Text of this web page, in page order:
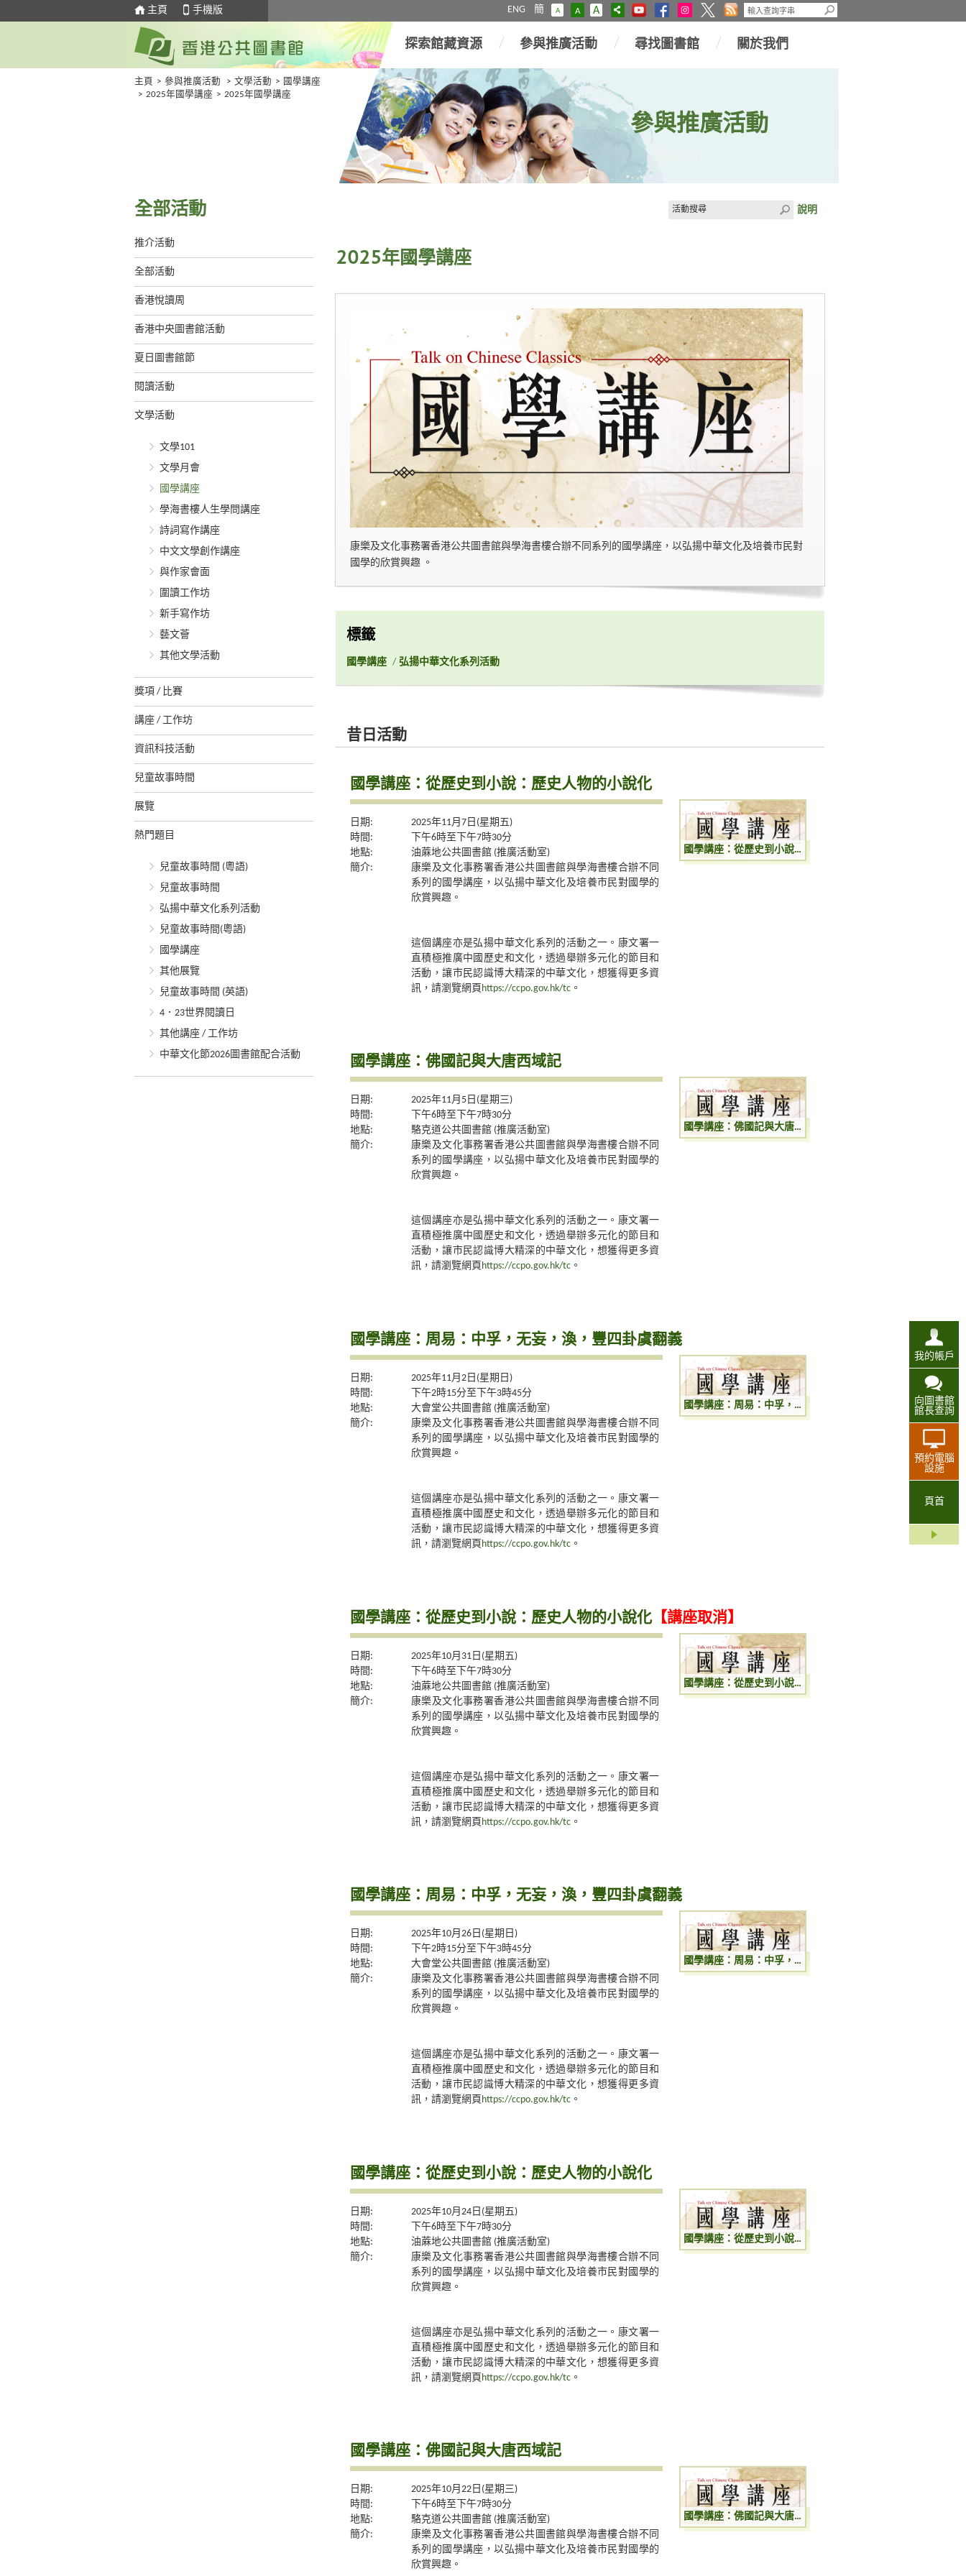
主頁 手機版 ENG 簡 A A A
我的帳戶
向圖書館
館長查詢
預約電腦
設施
頁首
探索館藏資源 參與推廣活動 尋找圖書館 關於我們
主頁 > 參與推廣活動 > 文學活動 > 國學講座
> 2025年國學講座 > 2025年國學講座
參與推廣活動
全部活動
推介活動
全部活動
香港悅讀周
香港中央圖書館活動
夏日圖書館節
閱讀活動
文學活動
文學101
文學月會
國學講座
學海書樓人生學問講座
詩詞寫作講座
中文文學創作講座
與作家會面
圍讀工作坊
新手寫作坊
藝文薈
其他文學活動
獎項 / 比賽
講座 / 工作坊
資訊科技活動
兒童故事時間
展覽
熱門題目
兒童故事時間 (粵語)
兒童故事時間
弘揚中華文化系列活動
兒童故事時間(粵語)
國學講座
其他展覽
兒童故事時間 (英語)
4．23世界閱讀日
其他講座 / 工作坊
中華文化節2026圖書館配合活動
說明
2025年國學講座
康樂及文化事務署香港公共圖書館與學海書樓合辦不同系列的國學講座，以弘揚中華文化及培養市民對
國學的欣賞興趣 。
標籤
國學講座 / 弘揚中華文化系列活動
昔日活動
國學講座：從歷史到小說：歷史人物的小說化
日期:
2025年11月7日(星期五)
時間:
下午6時至下午7時30分
地點:
油蔴地公共圖書館 (推廣活動室)
簡介:
康樂及文化事務署香港公共圖書館與學海書樓合辦不同
系列的國學講座，以弘揚中華文化及培養市民對國學的
欣賞興趣。
這個講座亦是弘揚中華文化系列的活動之一。康文署一
直積極推廣中國歷史和文化，透過舉辦多元化的節目和
活動，讓市民認識博大精深的中華文化，想獲得更多資
訊，請瀏覽網頁 https://ccpo.gov.hk/tc 。
國學講座：從歷史到小說：歷史人物的小說化
國學講座：佛國記與大唐西域記
日期:
2025年11月5日(星期三)
時間:
下午6時至下午7時30分
地點:
駱克道公共圖書館 (推廣活動室)
簡介:
康樂及文化事務署香港公共圖書館與學海書樓合辦不同
系列的國學講座，以弘揚中華文化及培養市民對國學的
欣賞興趣。
這個講座亦是弘揚中華文化系列的活動之一。康文署一
直積極推廣中國歷史和文化，透過舉辦多元化的節目和
活動，讓市民認識博大精深的中華文化，想獲得更多資
訊，請瀏覽網頁https://ccpo.gov.hk/tc 。
國學講座：佛國記與大唐西域記
國學講座：周易：中孚，无妄，渙，豐四卦虞翻義
日期:
2025年11月2日(星期日)
時間:
下午2時15分至下午3時45分
地點:
大會堂公共圖書館 (推廣活動室)
簡介:
康樂及文化事務署香港公共圖書館與學海書樓合辦不同
系列的國學講座，以弘揚中華文化及培養市民對國學的
欣賞興趣。
這個講座亦是弘揚中華文化系列的活動之一。康文署一
直積極推廣中國歷史和文化，透過舉辦多元化的節目和
活動，讓市民認識博大精深的中華文化，想獲得更多資
訊，請瀏覽網頁https://ccpo.gov.hk/tc 。
國學講座：周易：中孚，无妄，渙，豐四卦虞翻義
國學講座：從歷史到小說：歷史人物的小說化【講座取消】
日期:
2025年10月31日(星期五)
時間:
下午6時至下午7時30分
地點:
油蔴地公共圖書館 (推廣活動室)
簡介:
康樂及文化事務署香港公共圖書館與學海書樓合辦不同
系列的國學講座，以弘揚中華文化及培養市民對國學的
欣賞興趣。
這個講座亦是弘揚中華文化系列的活動之一。康文署一
直積極推廣中國歷史和文化，透過舉辦多元化的節目和
活動，讓市民認識博大精深的中華文化，想獲得更多資
訊，請瀏覽網頁 https://ccpo.gov.hk/tc 。
國學講座：從歷史到小說：歷史人物的小說化
國學講座：周易：中孚，无妄，渙，豐四卦虞翻義
日期:
2025年10月26日(星期日)
時間:
下午2時15分至下午3時45分
地點:
大會堂公共圖書館 (推廣活動室)
簡介:
康樂及文化事務署香港公共圖書館與學海書樓合辦不同
系列的國學講座，以弘揚中華文化及培養市民對國學的
欣賞興趣。
這個講座亦是弘揚中華文化系列的活動之一。康文署一
直積極推廣中國歷史和文化，透過舉辦多元化的節目和
活動，讓市民認識博大精深的中華文化，想獲得更多資
訊，請瀏覽網頁https://ccpo.gov.hk/tc 。
國學講座：周易：中孚，无妄，渙，豐四卦虞翻義
國學講座：從歷史到小說：歷史人物的小說化
日期:
2025年10月24日(星期五)
時間:
下午6時至下午7時30分
地點:
油蔴地公共圖書館 (推廣活動室)
簡介:
康樂及文化事務署香港公共圖書館與學海書樓合辦不同
系列的國學講座，以弘揚中華文化及培養市民對國學的
欣賞興趣。
這個講座亦是弘揚中華文化系列的活動之一。康文署一
直積極推廣中國歷史和文化，透過舉辦多元化的節目和
活動，讓市民認識博大精深的中華文化，想獲得更多資
訊，請瀏覽網頁 https://ccpo.gov.hk/tc 。
國學講座：從歷史到小說：歷史人物的小說化
國學講座：佛國記與大唐西域記
日期:
2025年10月22日(星期三)
時間:
下午6時至下午7時30分
地點:
駱克道公共圖書館 (推廣活動室)
簡介:
康樂及文化事務署香港公共圖書館與學海書樓合辦不同
系列的國學講座，以弘揚中華文化及培養市民對國學的
欣賞興趣。
國學講座：佛國記與大唐西域記